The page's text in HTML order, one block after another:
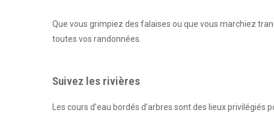
Que vous grimpiez des falaises ou que vous marchiez
toutes vos randonnées.
Suivez les rivières
Les cours d’eau bordés d’arbres sont des lieux